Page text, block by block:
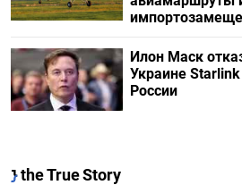
Илон Маск
Украине
России